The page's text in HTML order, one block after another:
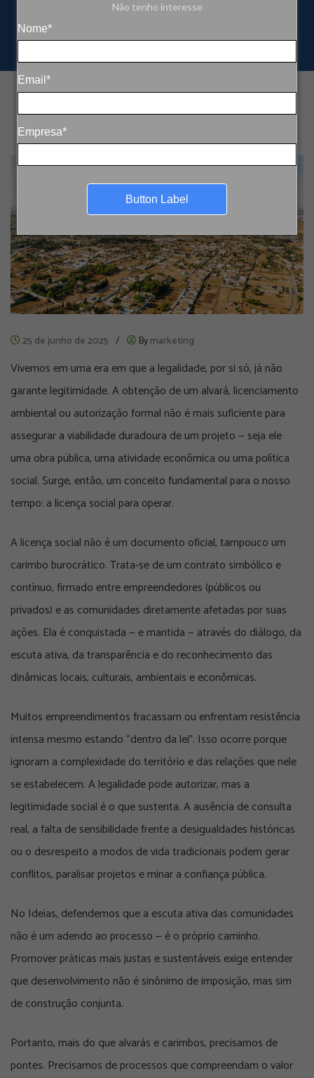
Não tenho interesse
Nome*
Email*
Empresa*
Button Label
25 de junho de 2025 / Bymarketing
Vivemos em uma era em que a legalidade, por si só, já não
garante legitimidade. A obtenção de um alvará, licenciamento
ambiental ou autorização formal não é mais suficiente para
assegurar a viabilidade duradoura de um projeto — seja ele
uma obra pública, uma atividade econômica ou uma política
social. Surge, então, um conceito fundamental para o nosso
tempo: a licença social para operar.
A licença social não é um documento oficial, tampouco um
carimbo burocrático. Trata-se de um contrato simbólico e
contínuo, firmado entre empreendedores (públicos ou
privados) e as comunidades diretamente afetadas por suas
ações. Ela é conquistada — e mantida — através do diálogo, da
escuta ativa, da transparência e do reconhecimento das
dinâmicas locais, culturais, ambientais e econômicas.
Muitos empreendimentos fracassam ou enfrentam resistência
intensa mesmo estando “dentro da lei”. Isso ocorre porque
ignoram a complexidade do território e das relações que nele
se estabelecem. A legalidade pode autorizar, mas a
legitimidade social é o que sustenta. A ausência de consulta
real, a falta de sensibilidade frente a desigualdades históricas
ou o desrespeito a modos de vida tradicionais podem gerar
conflitos, paralisar projetos e minar a confiança pública.
No Ideias, defendemos quea escuta ativa das comunidades
não é um adendo ao processo — é o próprio caminho.
Promover práticas mais justas e sustentáveis exige entender
que desenvolvimento não é sinônimo de imposição, mas sim
de construção conjunta.
Portanto, mais do que alvarás e carimbos, precisamos de
pontes. Precisamos de processos que compreendam o valor